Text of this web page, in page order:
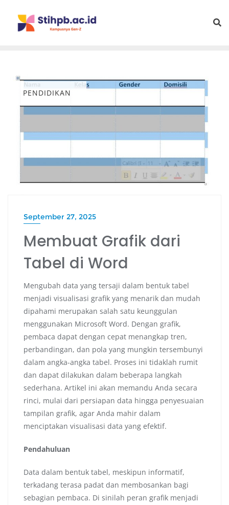
PENDIDIKAN
September 27, 2025
Membuat Grafik dari
Tabel di Word
Mengubah data yang tersaji dalam bentuk tabel
menjadi visualisasi grafik yang menarik dan mudah
dipahami merupakan salah satu keunggulan
menggunakan Microsoft Word. Dengan grafik,
pembaca dapat dengan cepat menangkap tren,
perbandingan, dan pola yang mungkin tersembunyi
dalam angka-angka tabel. Proses ini tidaklah rumit
dan dapat dilakukan dalam beberapa langkah
sederhana. Artikel ini akan memandu Anda secara
rinci, mulai dari persiapan data hingga penyesuaian
tampilan grafik, agar Anda mahir dalam
menciptakan visualisasi data yang efektif.
Pendahuluan
Data dalam bentuk tabel, meskipun informatif,
terkadang terasa padat dan membosankan bagi
sebagian pembaca. Di sinilah peran grafik menjadi